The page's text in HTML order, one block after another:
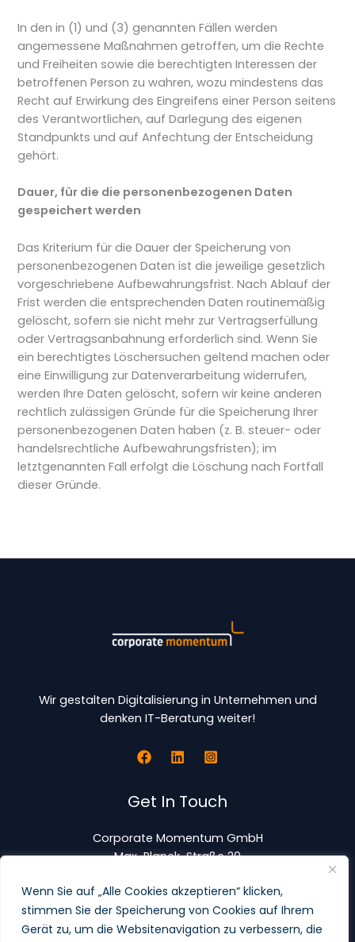
Wenn Sie auf „Alle Cookies akzeptieren“ klicken,
stimmen Sie der Speicherung von Cookies auf Ihrem
Gerät zu, um die Websitenavigation zu verbessern, die
In den in (1) und (3) genannten Fällen werden
angemessene Maßnahmen getroffen, um die Rechte
und Freiheiten sowie die berechtigten Interessen der
betroffenen Person zu wahren, wozu mindestens das
Recht auf Erwirkung des Eingreifens einer Person seitens
des Verantwortlichen, auf Darlegung des eigenen
Standpunkts und auf Anfechtung der Entscheidung
gehört.
Dauer, für die die personenbezogenen Daten
gespeichert werden
Das Kriterium für die Dauer der Speicherung von
personenbezogenen Daten ist die jeweilige gesetzlich
vorgeschriebene Aufbewahrungsfrist. Nach Ablauf der
Frist werden die entsprechenden Daten routinemäßig
gelöscht, sofern sie nicht mehr zur Vertragserfüllung
oder Vertragsanbahnung erforderlich sind. Wenn Sie
ein berechtigtes Löschersuchen geltend machen oder
eine Einwilligung zur Datenverarbeitung widerrufen,
werden Ihre Daten gelöscht, sofern wir keine anderen
rechtlich zulässigen Gründe für die Speicherung Ihrer
personenbezogenen Daten haben (z. B. steuer- oder
handelsrechtliche Aufbewahrungsfristen); im
letztgenannten Fall erfolgt die Löschung nach Fortfall
dieser Gründe.
Wir gestalten Digitalisierung in Unternehmen und
denken IT-Beratung weiter!
Get In Touch
Corporate Momentum GmbH
Max-Planck-Straße 20
+49 6103 83943 0
Office@corporate-momentum.com